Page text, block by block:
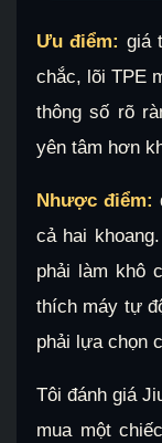
Ưu điểm: giá
chắc, lõi TPE
thông số rõ
yên tâm hơn
Nhược điểm:
cả hai
phải làm khô
thích máy tự
phải lựa chọn
Tôi đánh giá
mua một